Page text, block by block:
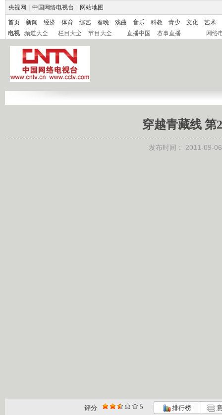
央视网 中国网络电视台 网站地图
首页 新闻 经济 体育 综艺 春晚 戏曲 音乐 科教 青少 文化
艺术
电视
频道大全 栏目大全 节目大全 直播中国 赛事直播 网络
穿越青藏线 第
发布时间： 2011-09-
评分 5 排行榜